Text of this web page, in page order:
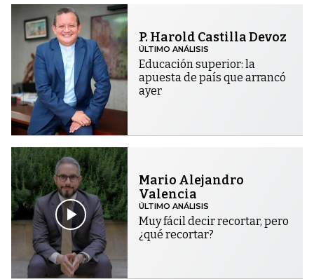
P. Harold Castilla Devoz
ÚLTIMO ANÁLISIS
Educación superior: la
apuesta de país que arrancó
ayer
Mario Alejandro
Valencia
ÚLTIMO ANÁLISIS
Muy fácil decir recortar, pero
¿qué recortar?